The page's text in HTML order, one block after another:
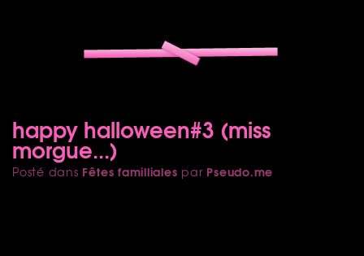
happy halloween#3 (miss
morgue...)
Posté dans Fêtes familliales par Pseudo.me